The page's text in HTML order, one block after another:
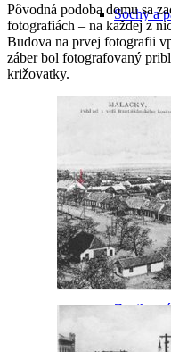
Sochy a
Malacké
Ďalšie
Pôvodná podoba domu sa
fotografiách – na každej z
Budova na prvej fotografii
záber bol fotografovaný
križovatky.